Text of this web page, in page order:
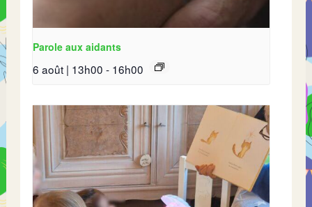
Parole aux aidants
6 août | 13h00 - 16h00